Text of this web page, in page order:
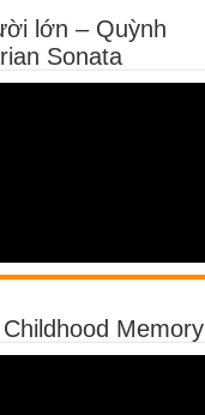
lớn – Quỳnh
Sonata
Memory